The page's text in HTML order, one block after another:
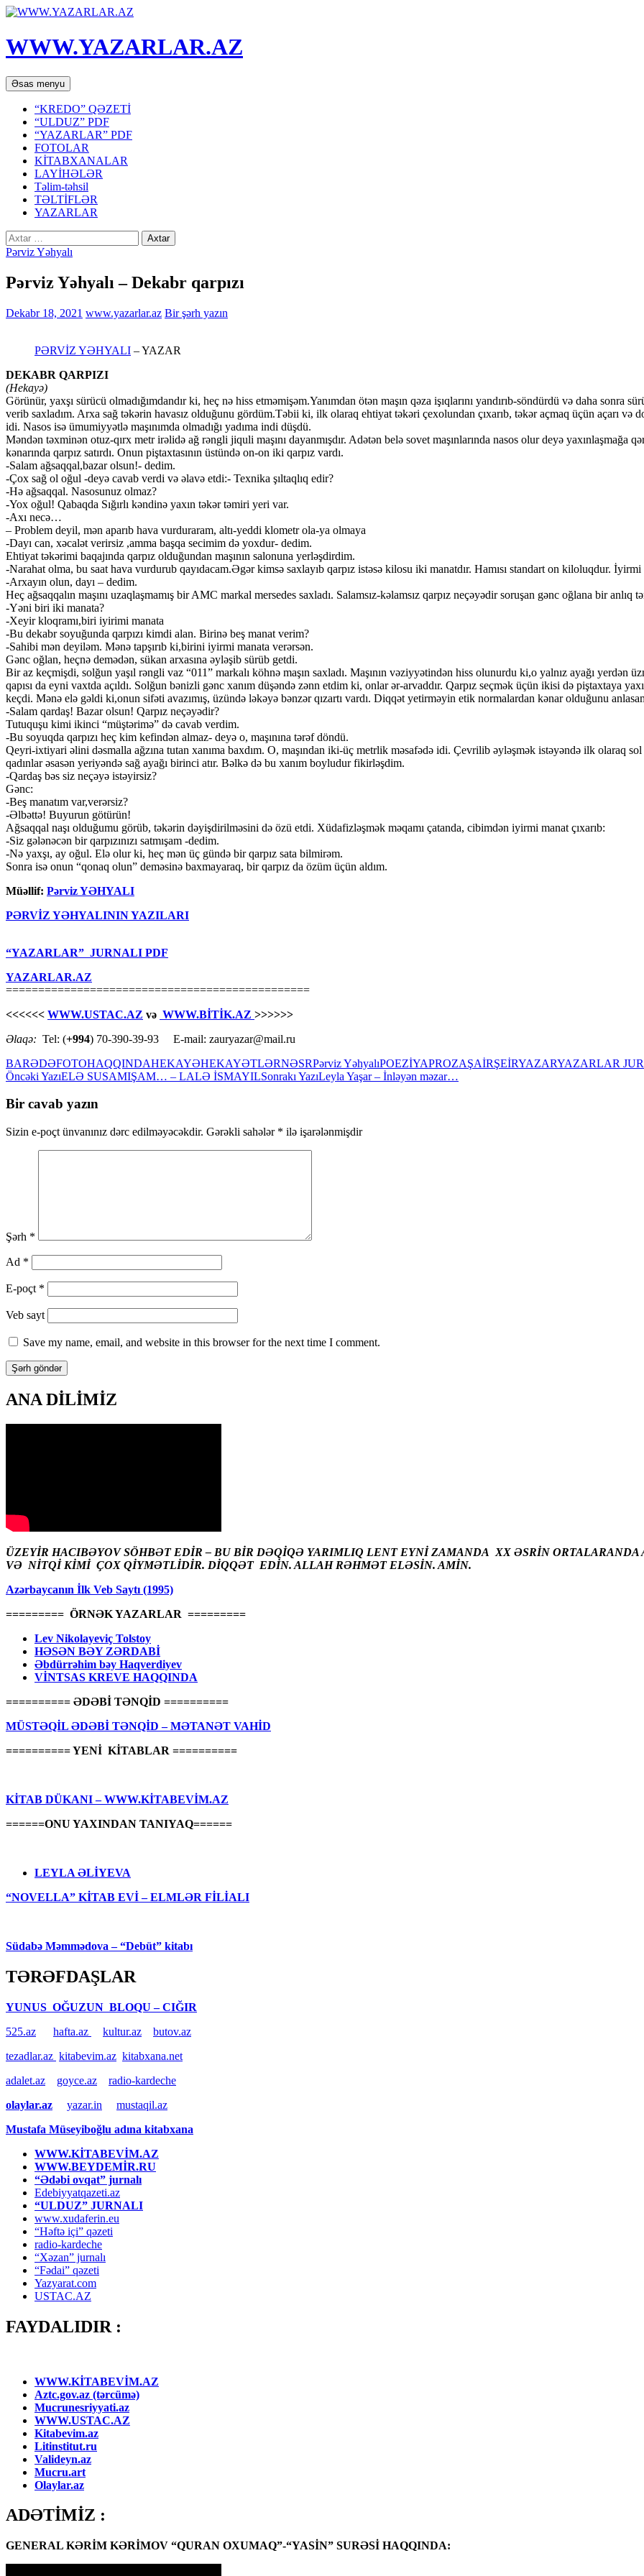
WWW.YAZARLAR.AZ
Axtar
Əsas menyu Mühtəviyyata
keç
“KREDO” QƏZETİ
“ULDUZ” PDF
“YAZARLAR” PDF
FOTOLAR
KİTABXANALAR
LAYİHƏLƏR
Təlim-təhsil
TƏLTİFLƏR
YAZARLAR
Axtarış:
Pərviz Yəhyalı
Pərviz Yəhyalı – Dekabr qarpızı
Dekabr 18, 2021 www.yazarlar.az Bir şərh yazın
PƏRVİZ YƏHYALI – YAZAR
DEKABR QARPIZI
(Hekayə)
Görünür, yaxşı sürücü olmadığımdandır ki, heç nə hiss etməmişəm.Yanımdan ötən maşın qəza işıqlarını yandırıb-söndürdü və daha sonra
verib saxladım. Arxa sağ təkərin havasız olduğunu gördüm.Təbii ki, ilk olaraq ehtiyat təkəri çexolundan çıxarıb, təkər açmaq üçün açarı
idi. Nasos isə ümumiyyətlə maşınımda olmadığı yadıma indi düşdü.
Məndən təxminən otuz-qırx metr irəlidə ağ rəngli jiquli maşını dayanmışdır. Adətən belə sovet maşınlarında nasos olur deyə
kənarında qarpız satırdı. Onun piştaxtasının üstündə on-on iki qarpız vardı.
-Salam ağsaqqal,bazar olsun!- dedim.
-Çox sağ ol oğul -deyə cavab verdi və əlavə etdi:- Texnika şıltaqlıq edir?
-Hə ağsaqqal. Nasosunuz olmaz?
-Yox oğul! Qabaqda Sığırlı kəndinə yaxın təkər təmiri yeri var.
-Axı necə…
– Problem deyil, mən aparıb hava vurduraram, altı-yeddi klometr ola-ya olmaya
-Dayı can, xəcalət verirsiz ,amma başqa secimim də yoxdur- dedim.
Ehtiyat təkərimi baqajında qarpız olduğundan maşının salonuna yerləşdirdim.
-Narahat olma, bu saat hava vurdurub qayıdacam.Əgər kimsə saxlayıb qarpız istəsə kilosu iki manatdır. Hamısı standart on kiloluqdur.
-Arxayın olun, dayı – dedim.
Heç ağsaqqalın maşını uzaqlaşmamış bir AMC markal mersedes saxladı. Salamsız-kəlamsız qarpız neçəyədir soruşan gənc oğlana bir anlıq
-Yəni biri iki manata?
-Xeyir kloqramı,biri iyirimi manata
-Bu dekabr soyuğunda qarpızı kimdi alan. Birinə beş manat verim?
-Sahibi mən deyiləm. Mənə tapşırıb ki,birini iyirmi manata verərsən.
Gənc oğlan, heçnə demədən, sükan arxasına əyləşib sürüb getdi.
Bir az keçmişdi, solğun yaşıl rəngli vaz “011” markalı köhnə maşın saxladı. Maşının vəziyyətindən hiss olunurdu ki,o yalnız ayağı yerdən
qapısı da eyni vaxtda açıldı. Solğun bənizli gənc xanım düşəndə zənn etdim ki, onlar ər-arvaddır. Qarpız seçmək üçün ikisi də piştaxtaya
keçdi. Mənə elə gəldi ki,onun sifəti avazımış, üzündə ləkəyə bənzər qızartı vardı. Diqqət yetirməyin etik normalardan kənar olduğunu
-Salam qardaş! Bazar olsun! Qarpız neçəyədir?
Tutuquşu kimi ikinci “müştərimə” də cavab verdim.
-Bu soyuqda qarpızı heç kim kefindən almaz- deyə o, maşınına tərəf döndü.
Qeyri-ixtiyari əlini dəsmalla ağzına tutan xanıma baxdım. O, maşından iki-üç metrlik məsafədə idi. Çevrilib əyləşmək istəyəndə ilk olaraq sol
qadınlar əsasən yeriyəndə sağ ayağı birinci atır. Bəlkə də bu xanım boyludur fikirləşdim.
-Qardaş bəs siz neçəyə istəyirsiz?
Gənc:
-Beş manatım var,verərsiz?
-Əlbəttə! Buyurun götürün!
Ağsaqqal naşı olduğumu görüb, təkərin dəyişdirilməsini də özü etdi. Xüdafizləşmək məqamı çatanda, cibimdən iyirmi manat çıxarıb:
-Siz gələnəcən bir qarpızınızı satmışam -dedim.
-Nə yaxşı, ay oğul. Elə olur ki, heç mən üç gündə bir qarpız sata bilmirəm.
Sonra isə onun “qonaq olun” deməsinə baxmayaraq, bir qarpız da özüm üçün aldım.
Müəllif: Pərviz YƏHYALI
PƏRVİZ YƏHYALININ YAZILARI
“YAZARLAR” JURNALI PDF
YAZARLAR.AZ
===============================================
<<<<<< WWW.USTAC.AZ və WWW.BİTİK.AZ >>>>>>
Əlaqə: Tel: (+994) 70-390-39-93 E-mail: zauryazar@mail.ru
BARƏDƏFOTOHAQQINDAHEKAYƏHEKAYƏTLƏRNƏSRPərviz YəhyalıPOEZİYAPROZAŞAİRŞEİRYAZARYAZARLAR
Yazılar
üzrə
naviqasiya
Öncəki YazıELƏ SUSAMIŞAM… – LALƏ İSMAYILSonrakı YazıLeyla Yaşar – İnləyən məzar…
Bir cavab yazın
Sizin e-poçt ünvanınız dərc edilməyəcəkdir. Gərəkli sahələr * ilə işarələnmişdir
Şərh *
Ad *
E-poçt *
Veb sayt
Save my name, email, and website in this browser for the next time I comment.
ANA DİLİMİZ
ÜZEYİR HACIBƏYOV SÖHBƏT EDİR – BU BİR DƏQİQƏ YARIMLIQ LENT EYNİ ZAMANDA XX ƏSRİN
VƏ NİTQİ KİMİ ÇOX QİYMƏTLİDİR. DİQQƏT EDİN. ALLAH RƏHMƏT ELƏSİN. AMİN.
Azərbaycanın İlk Veb Saytı (1995)
========= ÖRNƏK YAZARLAR =========
Lev Nikolayeviç Tolstoy
HƏSƏN BƏY ZƏRDABİ
Əbdürrəhim bəy Haqverdiyev
VİNTSAS KREVE HAQQINDA
========== ƏDƏBİ TƏNQİD ==========
MÜSTƏQİL ƏDƏBİ TƏNQİD – MƏTANƏT VAHİD
========== YENİ KİTABLAR ==========
KİTAB DÜKANI – WWW.KİTABEVİM.AZ
======ONU YAXINDAN TANIYAQ======
LEYLA ƏLİYEVA
“NOVELLA” KİTAB EVİ – ELMLƏR FİLİALI
Südabə Məmmədova – “Debüt” kitabı
TƏRƏFDAŞLAR
YUNUS OĞUZUN BLOQU – CIĞIR
525.az
hafta.az kultur.az
butov.az
tezadlar.az kitabevim.az kitabxana.net
adalet.az
goyce.az
radio-kardeche
olaylar.az
yazar.in
mustaqil.az
Mustafa Müseyiboğlu adına kitabxana
WWW.KİTABEVİM.AZ
WWW.BEYDEMİR.RU
“Ədəbi ovqat” jurnalı
Edebiyyatqazeti.az
“ULDUZ” JURNALI
www.xudaferin.eu
“Həftə içi” qəzeti
radio-kardeche
“Xəzan” jurnalı
“Fədai” qəzeti
Yazyarat.com
USTAC.AZ
FAYDALIDIR :
WWW.KİTABEVİM.AZ
Aztc.gov.az (tərcümə)
Mucrunesriyyati.az
WWW.USTAC.AZ
Kitabevim.az
Litinstitut.ru
Valideyn.az
Mucru.art
Olaylar.az
ADƏTİMİZ :
GENERAL KƏRİM KƏRİMOV “QURAN OXUMAQ”-“YASİN” SURƏSİ HAQQINDA: